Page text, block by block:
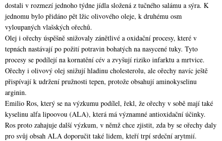
dostali v rozmezí jednoho týdne jídla složená z tučného salámu a sýra. K
jednomu bylo přidáno pět lžic olivového oleje, k druhému osm
vyloupaných vlašských ořechů.
Olej i ořechy úspěšně snižovaly zánětlivé a oxidační procesy, které v
tepnách nastávají po požití potravin bohatých na nasycené tuky. Tyto
procesy se podílejí na kornatění cév a zvyšují riziko infarktu a mrtvice.
Ořechy i olivový olej snižují hladinu cholesterolu, ale ořechy navíc ještě
přispívají k udržení pružnosti tepen, protože obsahují aminokyselinu
arginin.
Emilio Ros, který se na výzkumu podílel, řekl, že ořechy v sobě mají také
kyselinu alfa lipoovou (ALA), která má významné antioxidační účinky.
Ros proto zahajuje další výzkum, v němž chce zjistit, zda by se ořechy daly
pro svůj obsah ALA doporučit také lidem, kteří trpí srdeční arytmií.